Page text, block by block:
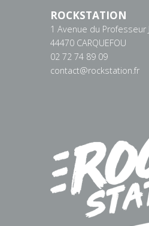
ROCKSTATION
1 Avenue du Professeur
44470 CARQUEFOU
02 72 74 89 09
contact@rockstation.fr